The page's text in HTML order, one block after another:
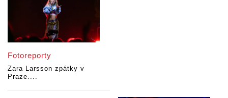
Fotoreporty
Zara Larsson zpátky v
Praze....